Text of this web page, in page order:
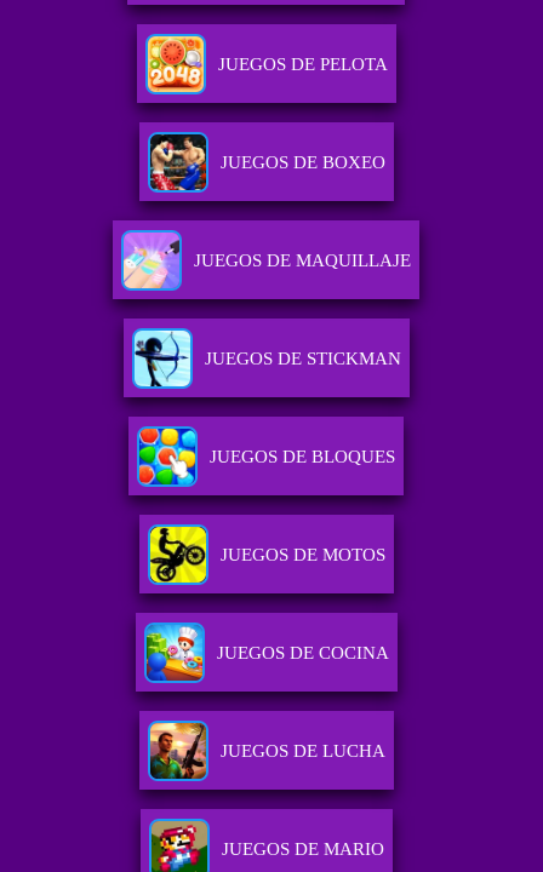
JUEGOS DE PELOTA
JUEGOS DE BOXEO
JUEGOS DE MAQUILLAJE
JUEGOS DE STICKMAN
JUEGOS DE BLOQUES
JUEGOS DE MOTOS
JUEGOS DE COCINA
JUEGOS DE LUCHA
JUEGOS DE MARIO